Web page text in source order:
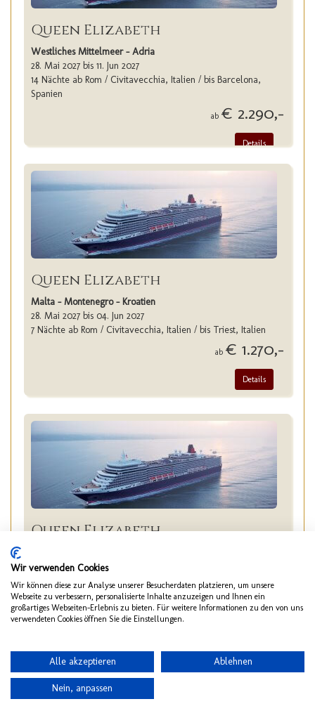
Queen Elizabeth
Westliches Mittelmeer - Adria
28. Mai 2027 bis 11. Jun 2027
14 Nächte ab Rom / Civitavecchia, Italien / bis Barcelona,
Spanien
ab € 2.290,-
Details
Queen Elizabeth
Malta - Montenegro - Kroatien
28. Mai 2027 bis 04. Jun 2027
7 Nächte ab Rom / Civitavecchia, Italien / bis Triest, Italien
ab € 1.270,-
Details
Queen Elizabeth
28. Mai 2027 bis 18. Jun 2027
21 Nächte ab Rom / Civitavecchia, Italien / bis Rom /
Civitavecchia, Italien
€ 3.310,-
Wir verwenden Cookies
Wir können diese zur Analyse unserer Besucherdaten platzieren, um unsere
Webseite zu verbessern, personalisierte Inhalte anzuzeigen und Ihnen ein
großartiges Webseiten-Erlebnis zu bieten. Für weitere Informationen zu den von uns
verwendeten Cookies öffnen Sie die Einstellungen.
Alle akzeptieren Ablehnen
Nein, anpassen